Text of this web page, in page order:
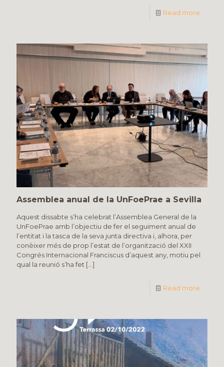
Read more
Assemblea anual de la UnFoePrae a Sevilla
Aquest dissabte s’ha celebrat l’Assemblea General de la
UnFoePrae amb l’objectiu de fer el seguiment anual de
l’entitat i la tasca de la seva junta directiva i, alhora, per
conèixer més de prop l’estat de l’organització del XXII
Congrés Internacional Franciscus d’aquest any, motiu pel
qual la reunió s’ha fet […]
Read more